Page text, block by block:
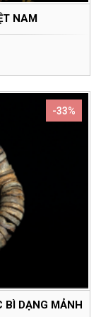
NAM
-33%
BÌ DẠNG MẢNH